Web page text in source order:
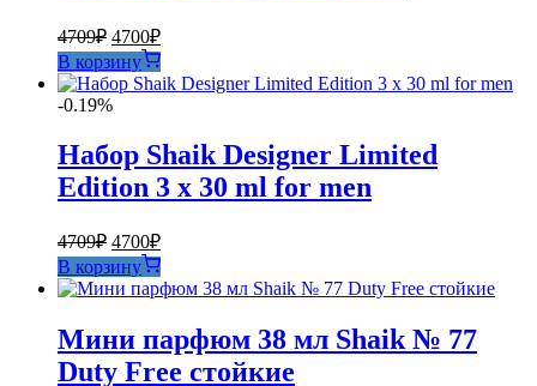
4709₽ Первоначальная
цена
составляла
4709₽.
4700₽Текущая
цена:
4700₽.
В корзину
-0.19%
Набор Shaik Designer Limited
Edition 3 х 30 ml for men
4709₽ Первоначальная
цена
составляла
4709₽.
4700₽Текущая
цена:
4700₽.
В корзину
Мини парфюм 38 мл Shaik № 77
Duty Free стойкие